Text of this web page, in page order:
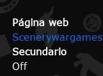
Página web
Scenerywargames
Secundario
Off